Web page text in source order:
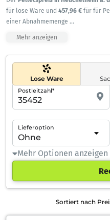
für lose Ware und 457,96 € für für
einer Abnahmemenge ...
Mehr anzeigen
Lose Ware
Postleitzahl*
Lieferoption
Mehr Optionen anzeigen
Sortiert nach